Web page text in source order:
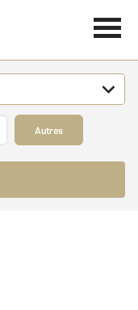
Autres